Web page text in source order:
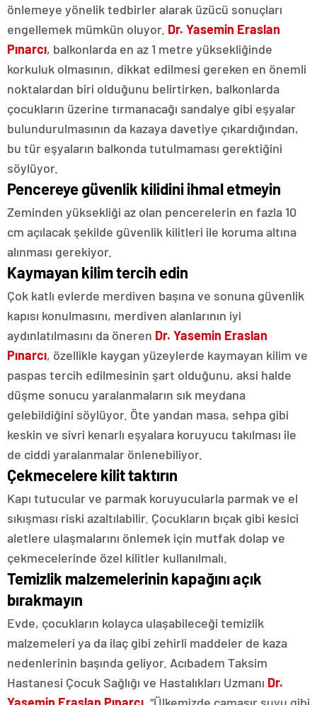
önlemeye yönelik tedbirler alarak üzücü sonuçları
engellemek mümkün oluyor. Dr. Yasemin Eraslan
Pınarcı, balkonlarda en az 1 metre yüksekliğinde
korkuluk olmasının, dikkat edilmesi gereken en önemli
noktalardan biri olduğunu belirtirken, balkonlarda
çocukların üzerine tırmanacağı sandalye gibi eşyalar
bulundurulmasının da kazaya davetiye çıkardığından,
bu tür eşyaların balkonda tutulmaması gerektiğini
söylüyor.
Pencereye güvenlik kilidini ihmal etmeyin
Zeminden yüksekliği az olan pencerelerin en fazla 10
cm açılacak şekilde güvenlik kilitleri ile koruma altına
alınması gerekiyor.
Kaymayan kilim tercih edin
Çok katlı evlerde merdiven başına ve sonuna güvenlik
kapısı konulmasını, merdiven alanlarının iyi
aydınlatılmasını da öneren Dr. Yasemin Eraslan
Pınarcı, özellikle kaygan yüzeylerde kaymayan kilim ve
paspas tercih edilmesinin şart olduğunu, aksi halde
düşme sonucu yaralanmaların sık meydana
gelebildiğini söylüyor. Öte yandan masa, sehpa gibi
keskin ve sivri kenarlı eşyalara koruyucu takılması ile
de ciddi yaralanmalar önlenebiliyor.
Çekmecelere kilit taktırın
Kapı tutucular ve parmak koruyucularla parmak ve el
sıkışması riski azaltılabilir. Çocukların bıçak gibi kesici
aletlere ulaşmalarını önlemek için mutfak dolap ve
çekmecelerinde özel kilitler kullanılmalı.
Temizlik malzemelerinin kapağını açık
bırakmayın
Evde, çocukların kolayca ulaşabileceği temizlik
malzemeleri ya da ilaç gibi zehirli maddeler de kaza
nedenlerinin başında geliyor. Acıbadem Taksim
Hastanesi Çocuk Sağlığı ve Hastalıkları Uzmanı Dr.